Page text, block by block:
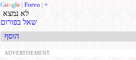
Google | Forvo | +
לא נמצא
שאל בפורום
הוסף
ADVERTISEMENT